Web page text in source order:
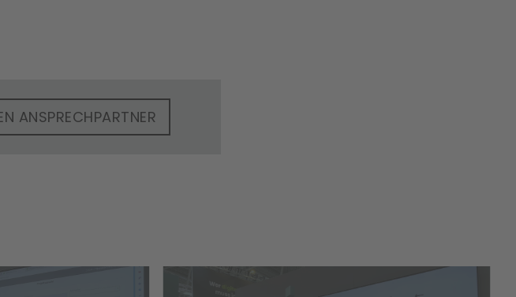
ANSPRECHPARTNER